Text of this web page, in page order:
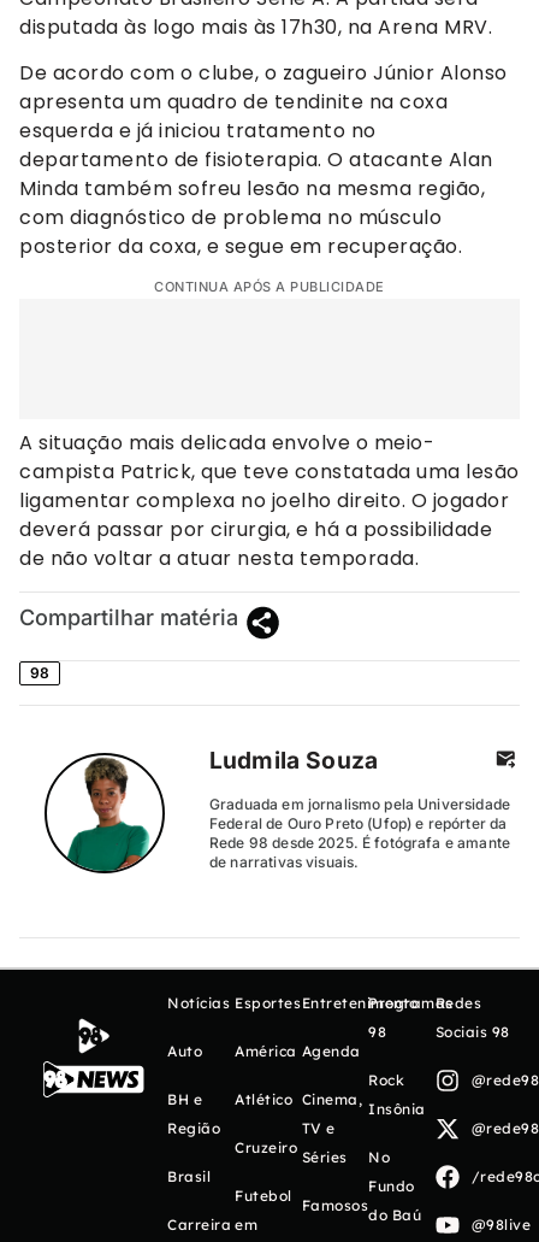
disputada às logo mais às 17h30, na Arena MRV.
De acordo com o clube, o zagueiro Júnior Alonso
apresenta um quadro de tendinite na coxa
esquerda e já iniciou tratamento no
departamento de fisioterapia. O atacante Alan
Minda também sofreu lesão na mesma região,
com diagnóstico de problema no músculo
posterior da coxa, e segue em recuperação.
CONTINUA APÓS A PUBLICIDADE
A situação mais delicada envolve o meio-
campista Patrick, que teve constatada uma lesão
ligamentar complexa no joelho direito. O jogador
deverá passar por cirurgia, e há a possibilidade
de não voltar a atuar nesta temporada.
Compartilhar matéria
98
Ludmila Souza
Graduada em jornalismo pela Universidade
Federal de Ouro Preto (Ufop) e repórter da
Rede 98 desde 2025. É fotógrafa e amante
de narrativas visuais.
Notícias
Auto
BH e
Região
Brasil
Carreira
Esportes
América
Atlético
Cruzeiro
Futebol
em
Entretenimento
Agenda
Cinema,
TV e
Séries
Famosos
Programas
98
Rock
Insônia
No
Fundo
do Baú
Redes
Sociais 98
/
@98live